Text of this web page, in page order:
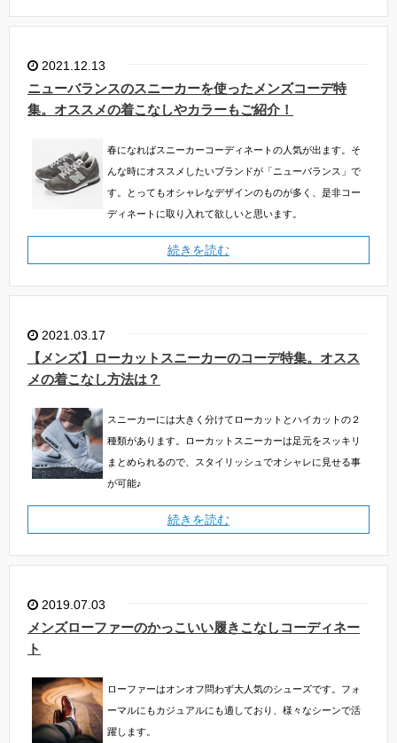
2021.12.13
ニューバランスのスニーカーを使ったメンズコーデ特
集。オススメの着こなしやカラーもご紹介！
春になればスニーカーコーディネートの人気が出ます。そ
んな時にオススメしたいブランドが「ニューバランス」で
す。とってもオシャレなデザインのものが多く、是非コー
ディネートに取り入れて欲しいと思います。
続きを読む
2021.03.17
【メンズ】ローカットスニーカーのコーデ特集。オスス
メの着こなし方法は？
スニーカーには大きく分けてローカットとハイカットの２
種類があります。ローカットスニーカーは足元をスッキリ
まとめられるので、スタイリッシュでオシャレに見せる事
が可能♪
続きを読む
2019.07.03
メンズローファーのかっこいい履きこなしコーディネー
ト
ローファーはオンオフ問わず大人気のシューズです。フォ
ーマルにもカジュアルにも適しており、様々なシーンで活
躍します。